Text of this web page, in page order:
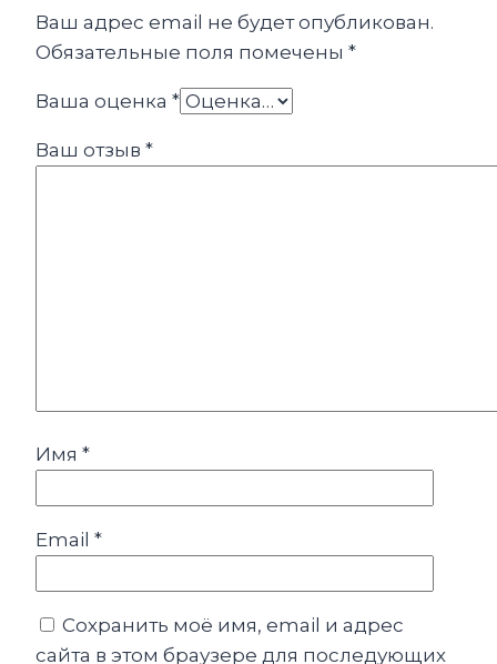
Ваш адрес email не будет опубликован.
Обязательные поля помечены *
Ваша оценка *
Ваш отзыв *
Имя *
Email *
Сохранить моё имя, email и адрес
сайта в этом браузере для последующих